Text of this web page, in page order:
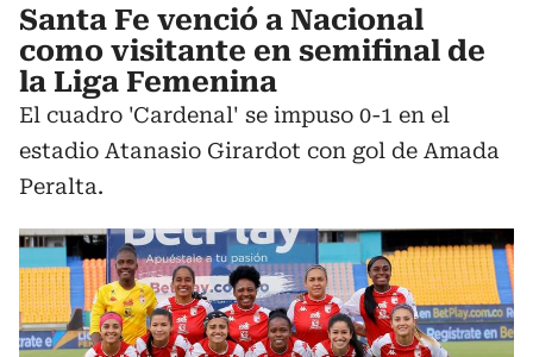
Santa Fe venció a Nacional
como visitante en semifinal de
la Liga Femenina
El cuadro 'Cardenal' se impuso 0-1 en el
estadio Atanasio Girardot con gol de Amada
Peralta.